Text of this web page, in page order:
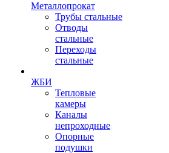
Металлопрокат
Трубы стальные
Отводы
стальные
Переходы
стальные
ЖБИ
Тепловые
камеры
Каналы
непроходные
Опорные
подушки